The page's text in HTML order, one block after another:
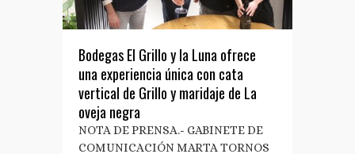
Bodegas El Grillo y la Luna ofrece
una experiencia única con cata
vertical de Grillo y maridaje de La
oveja negra
NOTA DE PRENSA.- GABINETE DE
COMUNICACIÓN MARTA TORNOS